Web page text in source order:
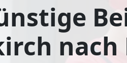
nach